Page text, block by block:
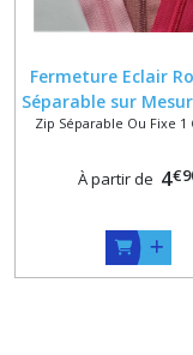
Fermeture Eclair
Séparable sur
maxi + Curseur
Zip Séparable Ou Fixe 1
À partir de 4€